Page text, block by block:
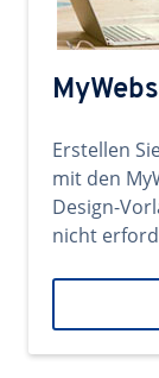
Erstellen
mit den
Design-
nicht